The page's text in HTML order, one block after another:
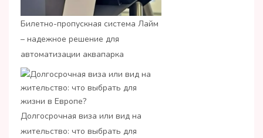
Билетно-пропускная система Лайм
– надежное решение для
автоматизации аквапарка
Долгосрочная виза или вид на
жительство: что выбрать для